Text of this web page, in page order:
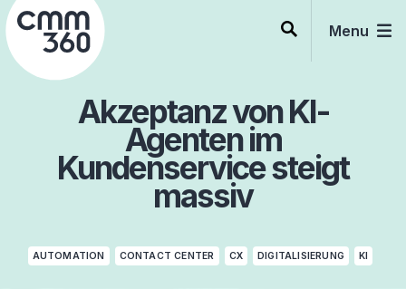
Skip
to
content
Menu
Akzeptanz von KI-
Agenten im
Kundenservice steigt
massiv
AUTOMATION CONTACT CENTER CX DIGITALISIERUNG KI